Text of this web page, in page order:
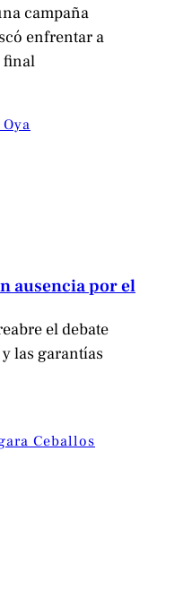
campaña
enfrentar a
final
ausencia por el
el debate
las garantías
Ceballos